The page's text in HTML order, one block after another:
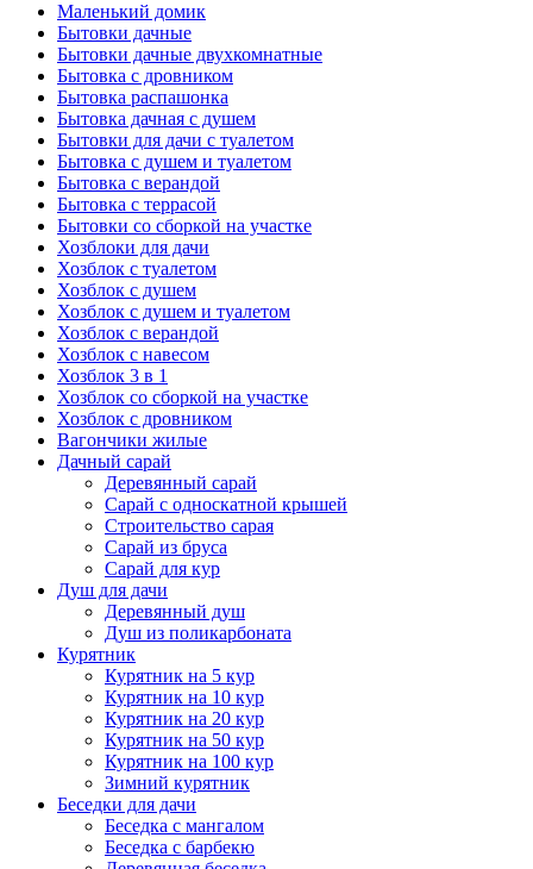
Маленький домик
Бытовки дачные
Бытовки дачные двухкомнатные
Бытовка с дровником
Бытовка распашонка
Бытовка дачная с душем
Бытовки для дачи с туалетом
Бытовка с душем и туалетом
Бытовка с верандой
Бытовка с террасой
Бытовки со сборкой на участке
Хозблоки для дачи
Хозблок с туалетом
Хозблок с душем
Хозблок с душем и туалетом
Хозблок с верандой
Хозблок с навесом
Хозблок 3 в 1
Хозблок со сборкой на участке
Хозблок с дровником
Вагончики жилые
Дачный сарай
Деревянный сарай
Cарай с односкатной крышей
Строительство сарая
Сарай из бруса
Сарай для кур
Душ для дачи
Деревянный душ
Душ из поликарбоната
Курятник
Курятник на 5 кур
Курятник на 10 кур
Курятник на 20 кур
Курятник на 50 кур
Курятник на 100 кур
Зимний курятник
Беседки для дачи
Беседка с мангалом
Беседка с барбекю